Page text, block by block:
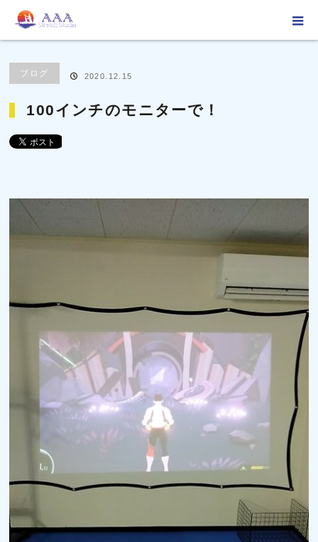
ブログ
ブログ 2020.12.15
100インチのモニターで！